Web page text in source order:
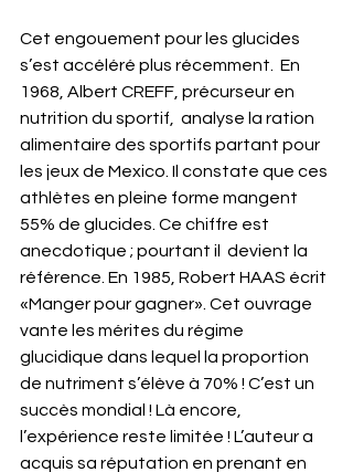
Cet engouement pour les glucides
s’est accéléré plus récemment.  En
1968, Albert CREFF, précurseur en
nutrition du sportif,  analyse la ration
alimentaire des sportifs partant pour
les jeux de Mexico. Il constate que ces
athlètes en pleine forme mangent
55% de glucides. Ce chiffre est
anecdotique ; pourtant il  devient la
référence. En 1985, Robert HAAS écrit
«Manger pour gagner». Cet ouvrage
vante les mérites du régime
glucidique dans lequel la proportion
de nutriment s’élève à 70% ! C’est un
succès mondial ! Là encore,
l’expérience reste limitée ! L’auteur a
acquis sa réputation en prenant en